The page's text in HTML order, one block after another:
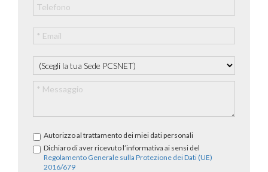
Autorizzo al trattamento dei miei dati personali
Dichiaro di aver ricevuto l’informativa ai sensi del
Regolamento Generale sulla Protezione dei Dati (UE)
2016/679